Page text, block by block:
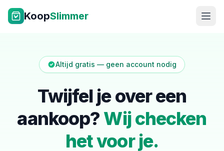
Ga naar inhoud
KoopSlimmer
NL|EN
Altijd gratis — geen account nodig
Twijfel je over een
aankoop? Wij checken
het voor je.